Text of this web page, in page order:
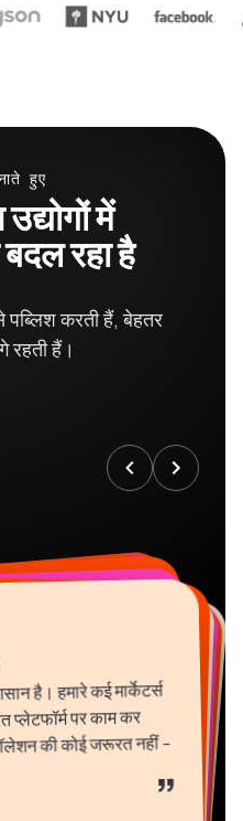
हुए
में
बदल रहा है
पब्लिश करती हैं, बेहतर
हैं।
है। हमारे कई मार्केटर्स
प्लेटफॉर्म पर काम कर
की कोई जरूरत नहीं -
”